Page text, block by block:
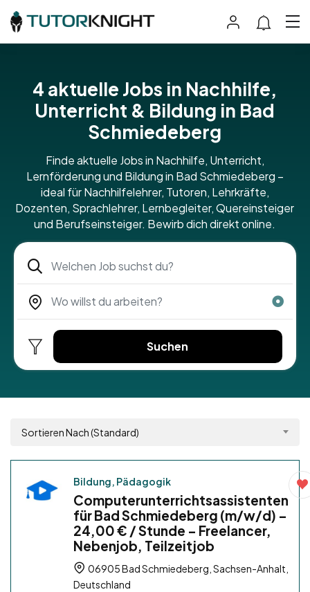
4 aktuelle Jobs in Nachhilfe,
Unterricht & Bildung in Bad
Schmiedeberg
Finde aktuelle Jobs in Nachhilfe, Unterricht,
Lernförderung und Bildung in Bad Schmiedeberg –
ideal für Nachhilfelehrer, Tutoren, Lehrkräfte,
Dozenten, Sprachlehrer, Lernbegleiter, Quereinsteiger
und Berufseinsteiger. Bewirb dich direkt online.
Suchen
Sortieren Nach (Standard)
Bildung, Pädagogik
Computerunterrichtsassistenten
für Bad Schmiedeberg (m/w/d) –
24,00 € / Stunde – Freelancer,
Nebenjob, Teilzeitjob
06905 Bad Schmiedeberg, Sachsen-Anhalt,
Deutschland